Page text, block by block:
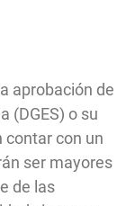
aprobación de
(DGES) o su
contar con un
ser mayores
de las